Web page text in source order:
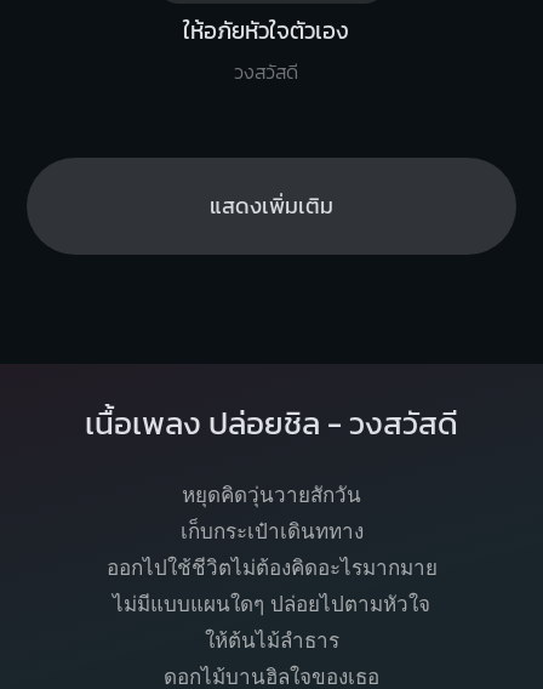
ให้อภัยหัวใจตัวเอง
วงสวัสดี
แสดงเพิ่มเติม
เนื้อเพลง ปล่อยชิล - วงสวัสดี
หยุดคิดวุ่นวายสักวัน
เก็บกระเป๋าเดินททาง
ออกไปใช้ชีวิตไม่ต้องคิดอะไรมากมาย
ไม่มีแบบแผนใดๆ ปล่อยไปตามหัวใจ
ให้ต้นไม้ลำธาร
ดอกไม้บานฮิลใจของเธอ